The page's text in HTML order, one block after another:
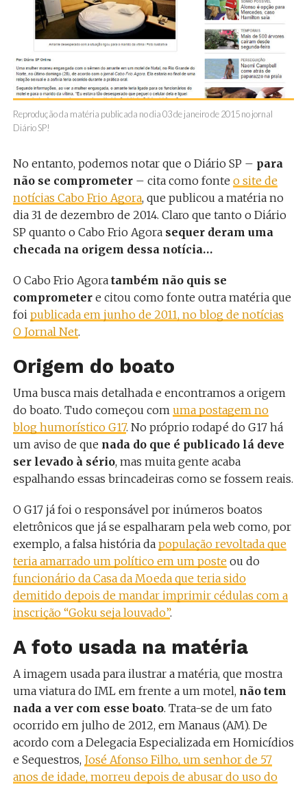
Reprodução da matéria publicada no dia 03 de janeiro de 2015 no jornal
Diário SP!
No entanto, podemos notar que o Diário SP – para
não se comprometer– cita como fonte o site de
notícias Cabo Frio Agora, que publicou a matéria no
dia 31 de dezembro de 2014. Claro que tanto o Diário
SP quanto o Cabo Frio Agorasequer deram uma
checada na origem dessa notícia…
O Cabo Frio Agora também não quis se
comprometere citou como fonte outra matéria que
foi publicada em junho de 2011, no blog de notícias
O Jornal Net.
Origem do boato
Uma busca mais detalhada e encontramos a origem
do boato. Tudo começou com uma postagem no
blog humorístico G17. No próprio rodapé do G17 há
um aviso de que nada do que é publicado lá deve
ser levado à sério, mas muita gente acaba
espalhando essas brincadeiras como se fossem reais.
O G17 já foi o responsável por inúmeros boatos
eletrônicos que já se espalharam pela web como, por
exemplo, a falsa história da população revoltada que
teria amarrado um político em um posteou do
funcionário da Casa da Moeda que teria sido
demitido depois de mandar imprimir cédulas com a
inscrição “Goku seja louvado”.
A foto usada na matéria
A imagem usada para ilustrar a matéria, que mostra
uma viatura do IML em frente a um motel, não tem
nada a ver com esse boato. Trata-se de um fato
ocorrido em julho de 2012, em Manaus (AM). De
acordo com a Delegacia Especializada em Homicídios
e Sequestros, José Afonso Filho, um senhor de 57
anos de idade, morreu depois de abusar do uso do